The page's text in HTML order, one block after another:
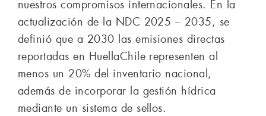
nuestros compromisos internacionales. En la
actualización de la NDC 2025 – 2035, se
definió que a 2030 las emisiones directas
reportadas en HuellaChile representen al
menos un 20% del inventario nacional,
además de incorporar la gestión hídrica
mediante un sistema de sellos.